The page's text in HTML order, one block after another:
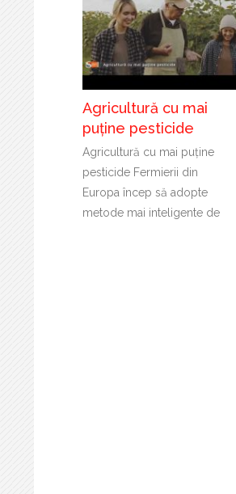
Agricultură cu mai
puține pesticide
Agricultură cu mai puține
pesticide Fermierii din
Europa încep să adopte
metode mai inteligente de